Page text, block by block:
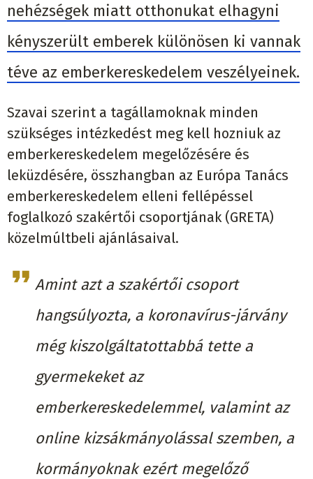
nehézségek miatt otthonukat elhagyni
kényszerült emberek különösen ki vannak
téve az emberkereskedelem veszélyeinek.
Szavai szerint a tagállamoknak minden
szükséges intézkedést meg kell hozniuk az
emberkereskedelem megelőzésére és
leküzdésére, összhangban az Európa Tanács
emberkereskedelem elleni fellépéssel
foglalkozó szakértői csoportjának (GRETA)
közelmúltbeli ajánlásaival.
Amint azt a szakértői csoport
hangsúlyozta, a koronavírus-járvány
még kiszolgáltatottabbá tette a
gyermekeket az
emberkereskedelemmel, valamint az
online kizsákmányolással szemben, a
kormányoknak ezért megelőző